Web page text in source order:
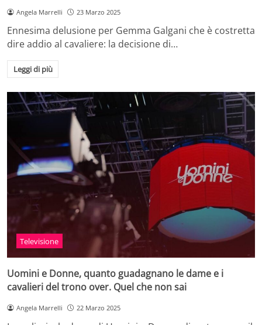
Angela Marrelli 23 Marzo 2025
Ennesima delusione per Gemma Galgani che è costretta
dire addio al cavaliere: la decisione di…
Leggi di più
Televisione
Uomini e Donne, quanto guadagnano le dame e i
cavalieri del trono over. Quel che non sai
Angela Marrelli 22 Marzo 2025